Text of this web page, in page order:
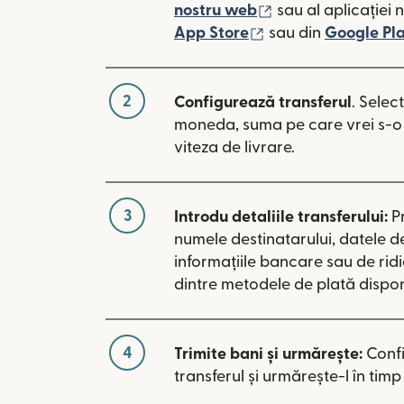
nostru web
(se deschide
sau al aplicației
App Store
(se deschide într-
sau din Google
2 Configurează transferul .
moneda, suma pe care vrei s-
viteza de livrare.
3 Introdu detaliile transferului:
numele destinatarului, datele
informațiile bancare sau de
dintre metodele de plată
4 Trimite bani și urmărește:
transferul și urmărește-l în timp